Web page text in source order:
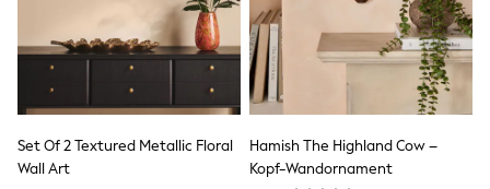
Boden
Joules
Little Bird by Jools Oliver
Baker by Ted Baker
Occasionwear
Partywear
Set Of 2 Textured Metallic Floral
Wall Art
Hamish The Highland Cow –
Kopf-Wandornament